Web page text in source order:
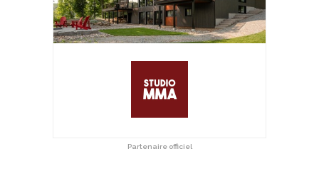
Partenaire officiel